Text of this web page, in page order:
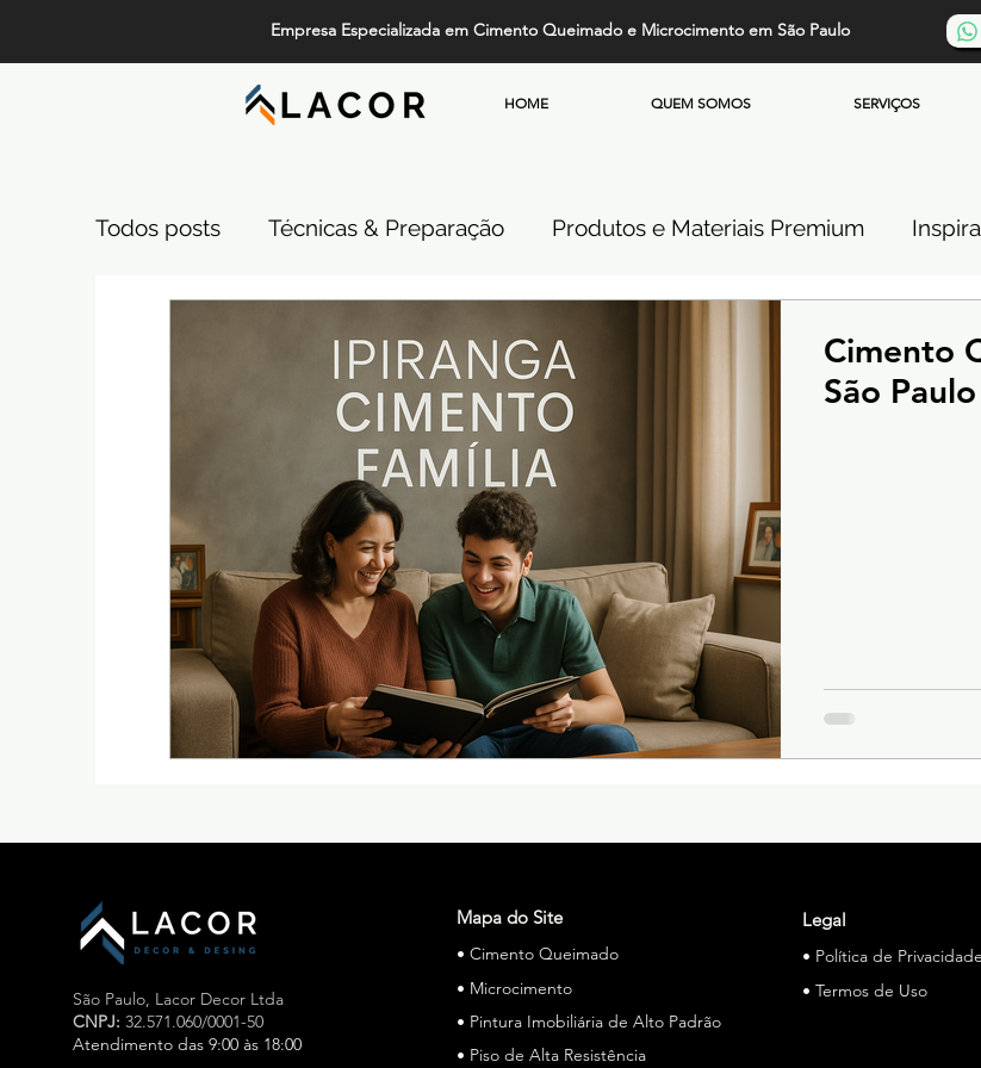
Empresa Especializada em Cimento Queimado e Microcimento em São Paulo
HOME QUEM SOMOS SERVIÇOS
Todos posts Técnicas & Preparação Produtos e Materiais Premium
Projetos de Alto Padrão Cimento Queimado
Comparativos de Revestimentos Cimento Queimado Soluções Especiais
Cimento
São Paulo
São Paulo, Lacor Decor Ltda
CNPJ: 32.571.060/0001-50
Atendimento das 9:00 às 18:00
Mapa do Site
• Cimento Queimado
• Microcimento
• Pintura Imobiliária de Alto Padrão
• Piso de Alta Resistência
Legal
• Política de Privacidade
• Termos de Uso